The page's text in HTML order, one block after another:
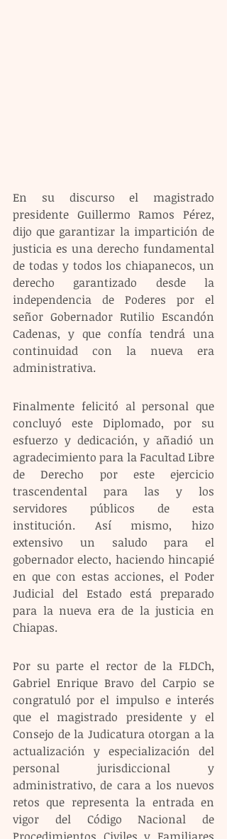
En su discurso el magistrado
presidente Guillermo Ramos Pérez,
dijo que garantizar la impartición de
justicia es una derecho fundamental
de todas y todos los chiapanecos, un
derecho garantizado desde la
independencia de Poderes por el
señor Gobernador Rutilio Escandón
Cadenas, y que confía tendrá una
continuidad con la nueva era
administrativa.
Finalmente felicitó al personal que
concluyó este Diplomado, por su
esfuerzo y dedicación, y añadió un
agradecimiento para la Facultad Libre
de Derecho por este ejercicio
trascendental para las y los
servidores públicos de esta
institución. Así mismo, hizo
extensivo un saludo para el
gobernador electo, haciendo hincapié
en que con estas acciones, el Poder
Judicial del Estado está preparado
para la nueva era de la justicia en
Chiapas.
Por su parte el rector de la FLDCh,
Gabriel Enrique Bravo del Carpio se
congratuló por el impulso e interés
que el magistrado presidente y el
Consejo de la Judicatura otorgan a la
actualización y especialización del
personal jurisdiccional y
administrativo, de cara a los nuevos
retos que representa la entrada en
vigor del Código Nacional de